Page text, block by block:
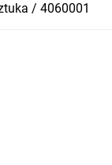
/ 4060001